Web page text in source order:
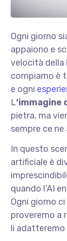
Ogni giorno
appaiono e
velocità della
compiamo è
e ogni
L‘immagine
pietra, ma
sempre ce
In questo
artificiale è
quando l’AI
Ogni giorno
proveremo a
li